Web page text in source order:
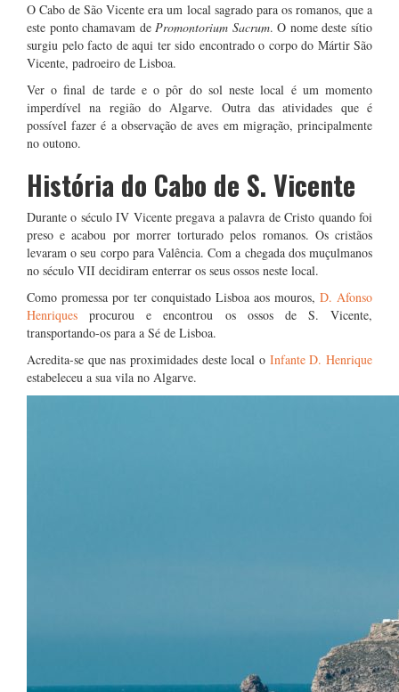
O Cabo de São Vicente era um local sagrado para os romanos, que a
este ponto chamavam dePromontorium Sacrum. O nome deste sítio
surgiu pelo facto de aqui ter sido encontrado o corpo do Mártir São
Vicente, padroeiro de Lisboa.
Ver o final de tarde e o pôr do sol neste local é um momento
imperdível na região do Algarve. Outra das atividades que é
possível fazer é a observação de aves em migração, principalmente
no outono.
História do Cabo de S. Vicente
Durante o século IV Vicente pregava a palavra de Cristo quando foi
preso e acabou por morrer torturado pelos romanos. Os cristãos
levaram o seu corpo para Valência. Com a chegada dos muçulmanos
no século VII decidiram enterrar os seus ossos neste local.
Como promessa por ter conquistado Lisboa aos mouros, D. Afonso
Henriques procurou e encontrou os ossos de S. Vicente,
transportando-os para a Sé de Lisboa.
Acredita-se que nas proximidades deste local o Infante D. Henrique
estabeleceu a sua vila no Algarve.